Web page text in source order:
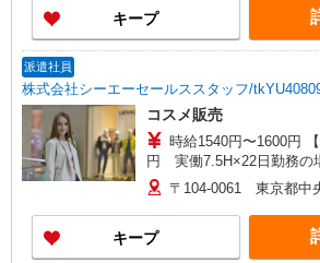
キープ
派遣社員
株式会社シーエーセールススタッフ/
コスメ販売
時給1540円〜1600円 【月給例】時給1,540
円 実働7.5H×22日勤務の
収例は一例です。ご経験
〒104-0061 東京都中
キープ